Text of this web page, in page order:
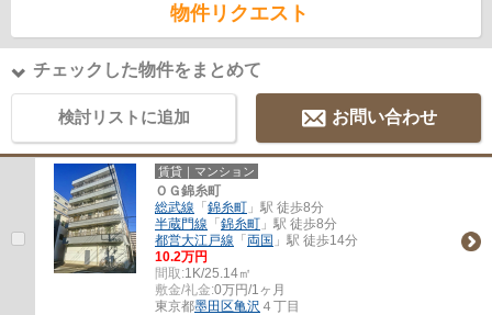
物件リクエスト
チェックした物件をまとめて
検討リストに追加 お問い合わせ
賃貸｜マンション
ＯＧ錦糸町
総武線 「 錦糸町 」駅 徒歩8分
半蔵門線 「 錦糸町 」駅 徒歩8分
都営大江戸線 「 両国 」駅 徒歩14分
10.2万円
間取:1K/25.14㎡
敷金/礼金:0万円/1ヶ月
東京都墨田区亀沢 ４丁目